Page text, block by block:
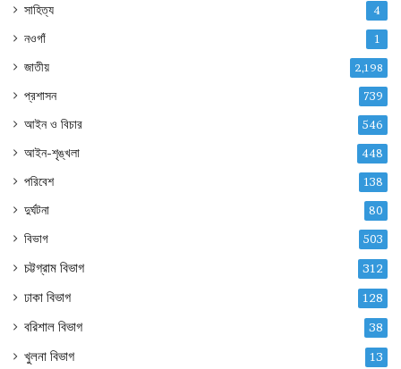
সাহিত্য 4
নওগাঁ 1
জাতীয় 2,198
প্রশাসন 739
আইন ও বিচার 546
আইন-শৃঙ্খলা 448
পরিবেশ 138
দুর্ঘটনা 80
বিভাগ 503
চট্টগ্রাম বিভাগ 312
ঢাকা বিভাগ 128
বরিশাল বিভাগ 38
খুলনা বিভাগ 13